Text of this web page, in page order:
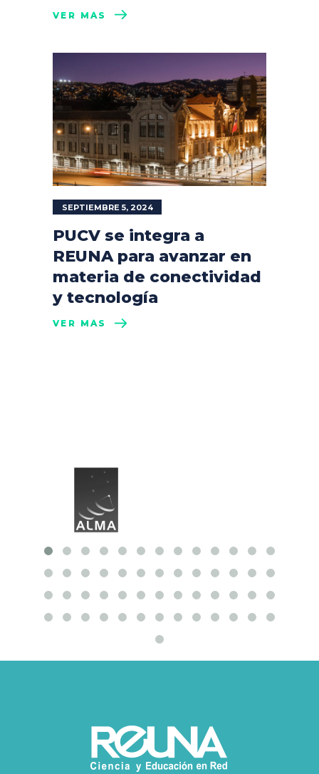
VER MÁS
SEPTIEMBRE 5, 2024
PUCV se integra a
REUNA para avanzar en
materia de conectividad
y tecnología
VER MÁS